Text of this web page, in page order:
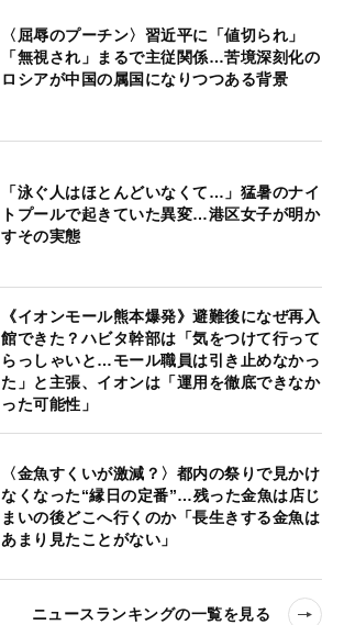
〈屈辱のプーチン〉習近平に「値切られ」
「無視され」まるで主従関係…苦境深刻化の
ロシアが中国の属国になりつつある背景
「泳ぐ人はほとんどいなくて…」猛暑のナイ
トプールで起きていた異変…港区女子が明か
すその実態
《イオンモール熊本爆発》避難後になぜ再入
館できた？ハビタ幹部は「気をつけて行って
らっしゃいと…モール職員は引き止めなかっ
た」と主張、イオンは「運用を徹底できなか
った可能性」
〈金魚すくいが激減？〉都内の祭りで見かけ
なくなった“縁日の定番”…残った金魚は店じ
まいの後どこへ行くのか「長生きする金魚は
あまり見たことがない」
ニュースランキングの一覧を見る